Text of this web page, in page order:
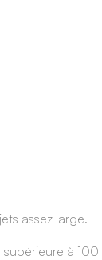
assez large.
à 100